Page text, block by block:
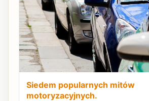
Siedem popularnych mitów
motoryzacyjnych.